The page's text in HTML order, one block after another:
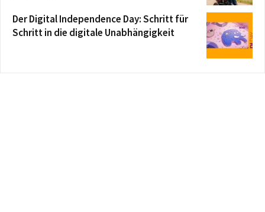
Der Digital Independence Day: Schritt für
Schritt in die digitale Unabhängigkeit